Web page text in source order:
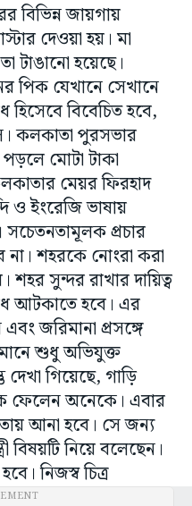
বিভিন্ন জায়গায়
দেওয়া হয়। মা
টাঙানো হয়েছে।
পিক যেখানে সেখানে
বিবেচিত হবে,
কলকাতা পুরসভার
মোটা টাকা
মেয়র ফিরহাদ
ও ইংরেজি ভাষায়
সচেতনতামূলক প্রচার
না। শহরকে নোংরা করা
সুন্দর রাখার দায়িত্ব
আটকাতে হবে। এর
জরিমানা প্রসঙ্গে
শুধু অভিযুক্ত
গিয়েছে, গাড়ি
ফেলেন অনেকে। এবার
আনা হবে। সে জন্য
নিয়ে বলেছেন।
নিজস্ব চিত্র